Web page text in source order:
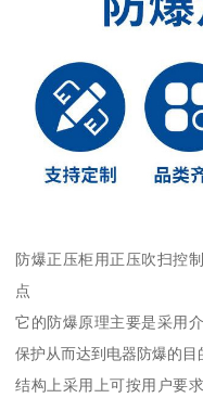
防爆正压柜用正压吹扫控
点
它的防爆原理主要是采用
保护从而达到电器防爆的目
结构上采用上可按用户要